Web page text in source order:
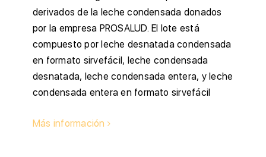
derivados de la leche condensada donados
por la empresa PROSALUD. El lote está
compuesto por leche desnatada condensada
en formato sirvefácil, leche condensada
desnatada, leche condensada entera, y leche
condensada entera en formato sirvefácil
Más información